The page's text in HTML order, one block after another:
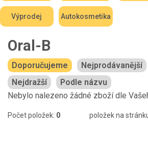
Výprodej Autokosmetika
Oral-B
Doporučujeme Nejprodávanější
Nejdražší
Podle názvu
Nebylo nalezeno žádné zboží dle
Počet položek: 0 položek na